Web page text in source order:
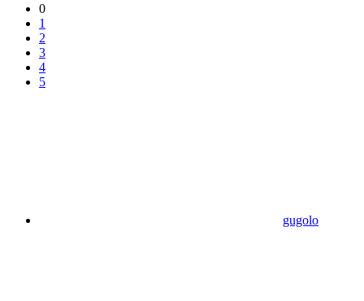
0
1
2
3
4
5
gugolo